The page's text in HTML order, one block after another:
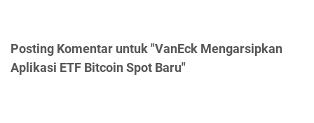
Posting Komentar untuk "VanEck Mengarsipkan
Aplikasi ETF Bitcoin Spot Baru"